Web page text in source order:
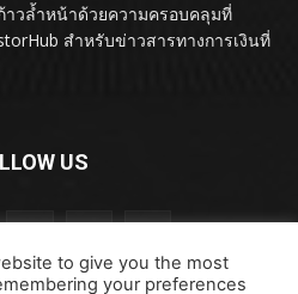
วล้ำหน้าด้วยความครอบคลุมที่
สำหรับข่าวสารทางการเงินที่
US
to give you the most
your preferences